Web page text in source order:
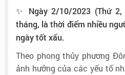
✨ Ngày 2/10/2023 (Thứ
tháng, là thời điểm nhiều
ngày tốt xấu.
Theo phong thủy phương
ảnh hưởng của các yếu tố